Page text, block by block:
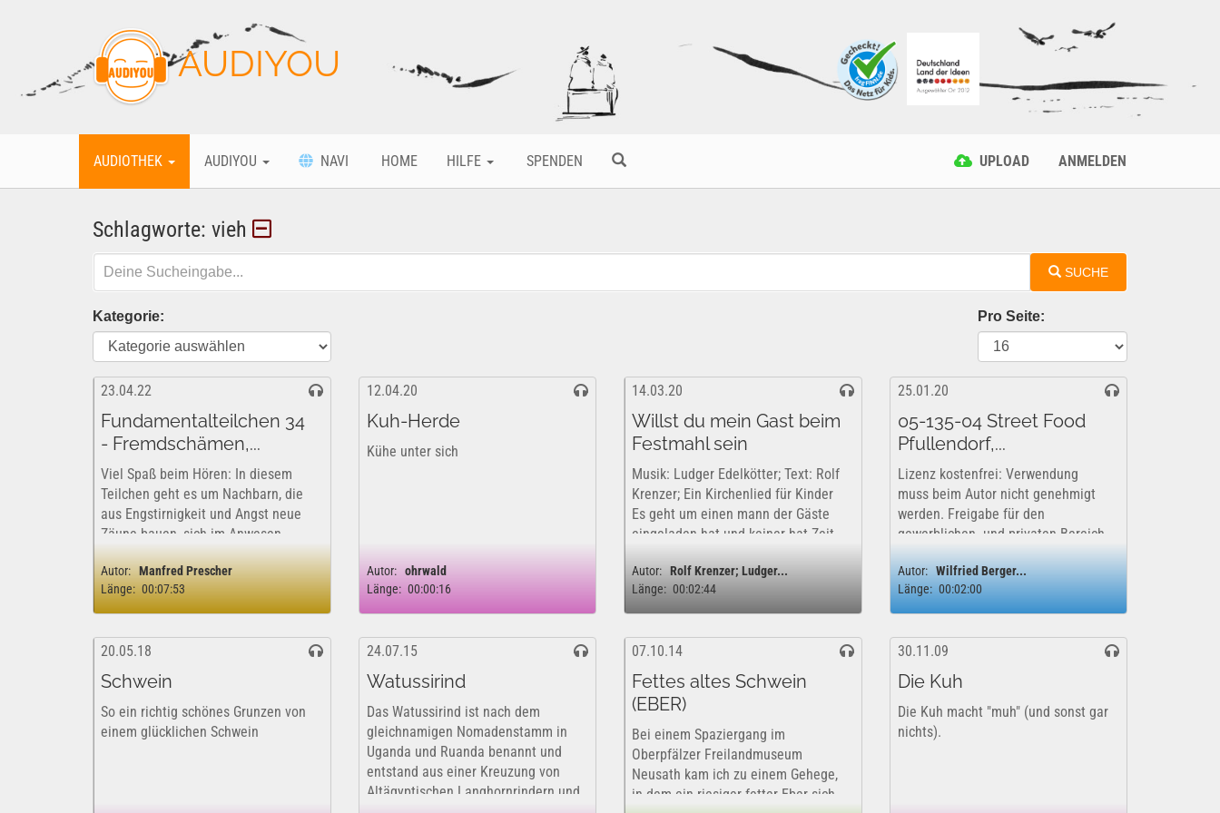
AUDIYOU
AUDIOTHEK AUDIYOU NAVI HOME HILFE SPENDEN UPLOAD ANMELDEN
Schlagworte: vieh
SUCHE
Kategorie: Pro Seite:
23.04.22
Fundamentalteilchen 34
- Fremdschämen,...
Viel Spaß beim Hören: In diesem
Teilchen geht es um Nachbarn, die
aus Engstirnigkeit und Angst neue
Zäune bauen, sich im Anwesen
verschanzen - und sich so von den
Mitmenschen abgrenzen. Es
erwarten Euch Grinskontrollen per
Video, Drohnenüberwachung,...
Autor: Manfred Prescher
Länge: 00:07:53
12.04.20
Kuh-Herde
Kühe unter sich
Autor: ohrwald
Länge: 00:00:16
14.03.20
Willst du mein Gast beim
Festmahl sein
Musik: Ludger Edelkötter; Text: Rolf
Krenzer; Ein Kirchenlied für Kinder
Es geht um einen mann der Gäste
eingeladen hat und keiner hat Zeit.
ein in den Gotesdienst. Er fagt dich
jedes mal ob du kommen...
Autor: Rolf Krenzer; Ludger...
Länge: 00:02:44
25.01.20
05-135-04 Street Food
Pfullendorf,...
Lizenz kostenfrei: Verwendung
muss beim Autor nicht genehmigt
werden. Freigabe für den
gewerblichen- und privaten Bereich
vom Autor genehmigt. YouTube
Lizenzfreigabe: Das Projekt kann
uneingeschränkt für...
Autor: Wilfried Berger...
Länge: 00:02:00
20.05.18
Schwein
So ein richtig schönes Grunzen von
einem glücklichen Schwein
24.07.15
Watussirind
Das Watussirind ist nach dem
gleichnamigen Nomadenstamm in
Uganda und Ruanda benannt und
entstand aus einer Kreuzung von
Altägyptischen Langhornrindern und
07.10.14
Fettes altes Schwein
(EBER)
Bei einem Spaziergang im
Oberpfälzer Freilandmuseum
Neusath kam ich zu einem Gehege,
in dem ein riesiger fetter Eber sich
30.11.09
Die Kuh
Die Kuh macht "muh" (und sonst gar
nichts).